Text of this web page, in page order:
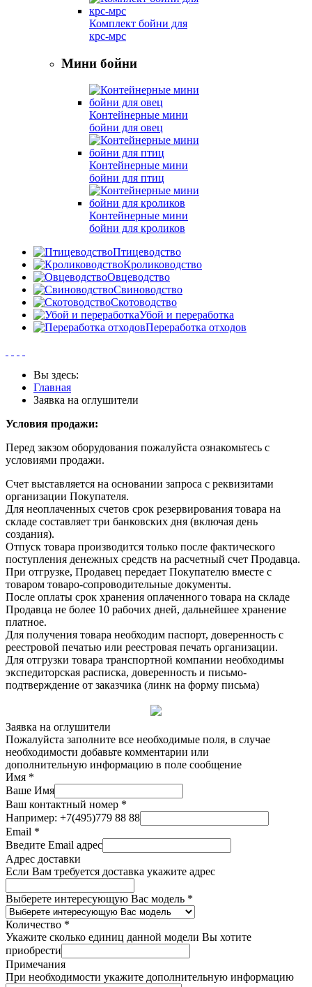
Комплект бойни для
крс-мрс
Мини бойни
Контейнерные мини
бойни для овец
Контейнерные мини
бойни для птиц
Контейнерные мини
бойни для кроликов
Птицеводство
Кролиководство
Овцеводство
Свиноводство
Скотоводство
Убой и переработка
Переработка отходов
Вы здесь:
Главная
Заявка на оглушители
Условия продажи:
Перед закзом оборудования пожалуйста ознакомьтесь с
условиями продажи.
Счет выставляется на основании запроса с реквизитами
организации Покупателя.
Для неоплаченных счетов срок резервирования товара на
складе составляет три банковских дня (включая день
создания).
Отпуск товара производится только после фактического
поступления денежных средств на расчетный счет Продавца.
При отгрузке, Продавец передает Покупателю вместе с
товаром товаро-сопроводительные документы.
После оплаты срок хранения оплаченного товара на складе
Продавца не более 10 рабочих дней, дальнейшее хранение
платное.
Для получения товара необходим паспорт, доверенность с
реестровой печатью или реестровая печать организации.
Для отгрузки товара транспортной компании необходимы
экспедиторская расписка, доверенность и письмо-
подтверждение от заказчика (линк на форму письма)
Заявка на оглушители
Пожалуйста заполните все необходимые поля, в случае
необходимости добавьте комментарии или
дополнительную информацию в поле сообщение
Имя *
Ваше Имя
Ваш контактный номер *
Например: +7(495)779 88 88
Email *
Введите Email адрес
Адрес доставки
Если Вам требуется доставка укажите адрес
Выберете интересующую Вас модель *
Количество *
Укажите сколько единиц данной модели Вы хотите
приобрести
Примечания
При необходимости укажите дополнительную информацию